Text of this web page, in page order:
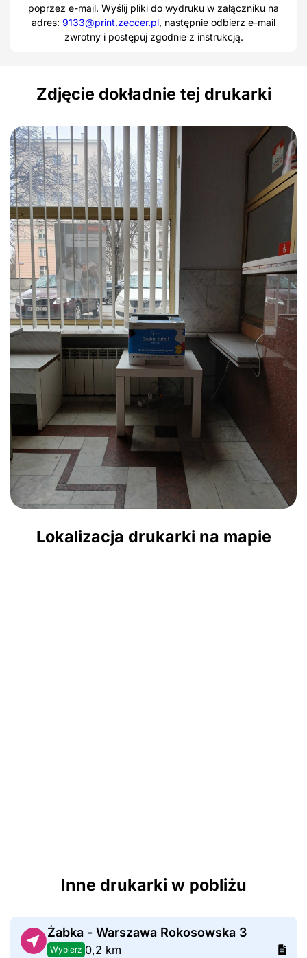
poprzez e-mail. Wyślij pliki do wydruku w załączniku na
adres: 9133@print.zeccer.pl, następnie odbierz e-mail
zwrotny i postępuj zgodnie z instrukcją.
Zdjęcie dokładnie tej drukarki
Lokalizacja drukarki na mapie
Inne drukarki w pobliżu
Żabka - Warszawa Rokosowska 3
Wybierz 0,2 km